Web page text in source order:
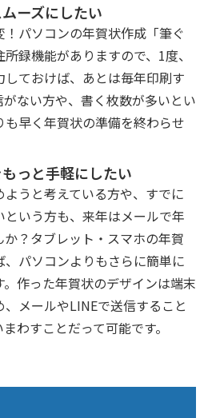
ーズにしたい
パソコンの年賀状作成「筆ぐ
録機能がありますので、1度、
ておけば、あとは毎年印刷す
ない方や、書く枚数が多いとい
も早く年賀状の準備を終わらせ
っと手軽にしたい
うと考えている方や、すでに
いう方も、来年はメールで年
？タブレット・スマホの年賀
パソコンよりもさらに簡単に
作った年賀状のデザインは端末
メールやLINEで送信すること
わすことだって可能です。